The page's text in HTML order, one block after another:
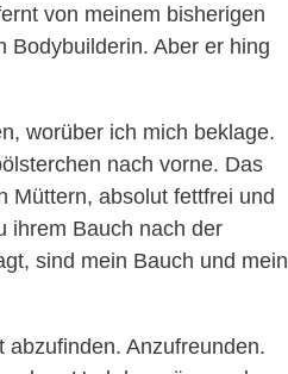
von meinem bisherigen
Bodybuilderin. Aber er hing
worüber ich mich beklage.
nach vorne. Das
Müttern, absolut fettfrei und
ihrem Bauch nach der
sind mein Bauch und mein
Anzufreunden.